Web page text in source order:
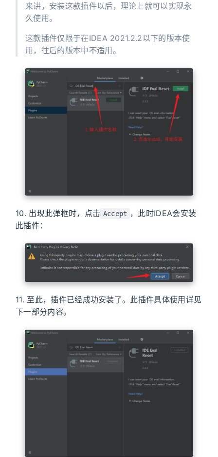
来讲，安装这款插件以后，理论上就可以实现永
久使用。
这款插件仅限于在IDEA 2021.2.2以下的版本使
用，往后的版本中不适用。
10. 出现此弹框时，点击 Accept ，此时IDEA会安装
此插件：
11. 至此，插件已经成功安装了。此插件具体使用详见
下一部分内容。